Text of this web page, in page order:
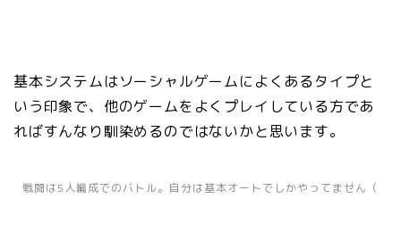
基本システムはソーシャルゲームによくあるタイプと
いう印象で、他のゲームをよくプレイしている方であ
ればすんなり馴染めるのではないかと思います。
戦闘は5人編成でのバトル。自分は基本オートでしかやってません（